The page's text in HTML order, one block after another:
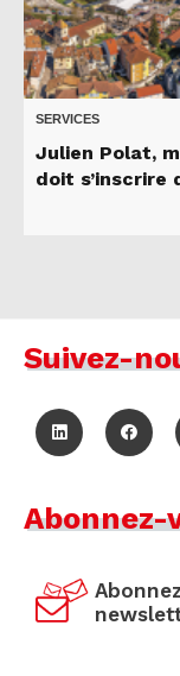
SERVICES
Julien Polat,
doit s’inscrire
Suivez-
Abonnez-